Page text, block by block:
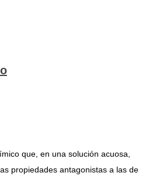
que, en una solución acuosa,
propiedades antagonistas a las de